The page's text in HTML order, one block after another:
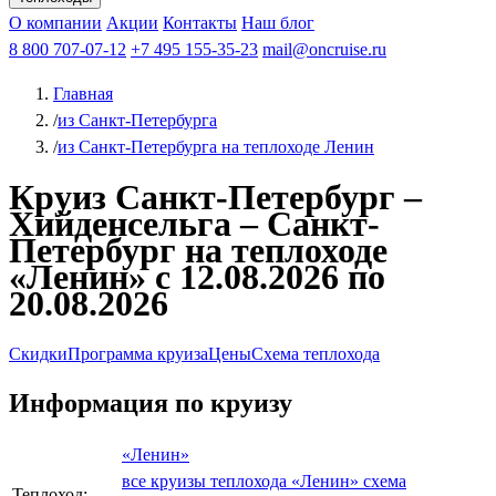
Чебоксарыиз Волгоградаиз Саратова Все города
КазаньВ Нижний НовгородВ ПермьВ Ростов-на-Дону
РыбинскНа СоловкиНа ВалаамПо ОкеПо Енисею
Афанасий Никитин Октябрьская революция
ФединАлександр СвешниковИван
МироновА.С.Попов
О компании Акции Контакты Наш блог
8 800 707-07-12 +7 495 155-35-23 mail@oncruise.ru
Главная
/из Санкт-Петербурга
/из Санкт-Петербурга на теплоходе Ленин
Круиз Санкт-Петербург –
Хийденсельга – Санкт-
Петербург на теплоходе
«Ленин» с 12.08.2026 по
20.08.2026
СкидкиПрограмма круизаЦеныСхема теплохода
Информация по круизу
«Ленин»
все круизы теплохода «Ленин» схема